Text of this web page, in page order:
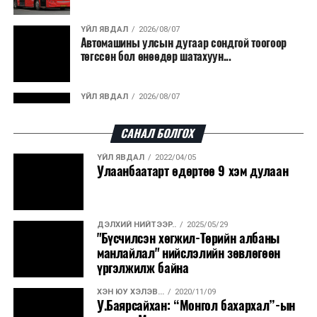
гарсан үнснээс фосфор сэргээн авах технологи
ашигладаг бол Нидерландад төвлөрсөн лаг
боловсруулах үйлдвэрүүдээр дулаан, цахилгаан
эрчим хүч үйлдвэрлэдэг.
Ийнхүү лаг хатаах, шатаах технологийг лагийн
үйлдвэрлэх, нөөцийг дахин ашиглах чиглэлээр олон
улсад өргөн ашиглаж байна.
ҮЙЛ ЯВДАЛ 2026/08/07
Автомашины улсын дугаар сондгой тоогоор
төгссөн бол өнөөдөр шатахуун...
ҮЙЛ ЯВДАЛ 2026/08/07
ДЭЛХИЙ НИЙТЭЭР..
“Уралдронзавод” компанийн ерөнхий
ҮЙЛ ЯВДАЛ
Сүхбаатар боомтоор тав хоногт 10 мянга гаруй
тонн АИ-92 автобензин и...
ДЭЛХИЙ НИЙТЭЭР.. 2026/08/06
Вашингтон мужийн ой хээрийн түймрийг
САНАЛ БОЛГОХ
ҮЙЛ ЯВДАЛ 2022/04/05
Улаанбаатарт өдөртөө 9 хэм дулаан
ДЭЛХИЙ НИЙТЭЭР.. 2025/05/29
"Бүсчилсэн хөгжил-Төрийн албаны
манлайлал" нийслэлийн зөвлөгөөн
үргэлжилж байна
ХЭН ЮУ ХЭЛЭВ... 2020/11/09
У.Баярсайхан: “Монгол бахархал”-ын